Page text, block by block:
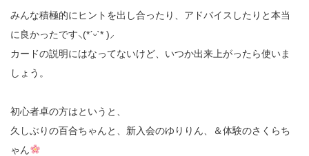
みんな積極的にヒントを出し合ったり、アドバイスしたりと本当
に良かったです‪⸜(*ˊᵕˋ* )⸝‬
カードの説明にはなってないけど、いつか出来上がったら使いま
しょう。
初心者卓の方はというと、
久しぶりの百合ちゃんと、新入会のゆりりん、＆体験のさくらち
ゃん